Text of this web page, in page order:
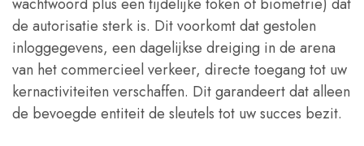
wachtwoord plus een tijdelijke token of biometrie) dat
de autorisatie sterk is. Dit voorkomt dat gestolen
inloggegevens, een dagelijkse dreiging in de arena
van het commercieel verkeer, directe toegang tot uw
kernactiviteiten verschaffen. Dit garandeert dat alleen
de bevoegde entiteit de sleutels tot uw succes bezit.